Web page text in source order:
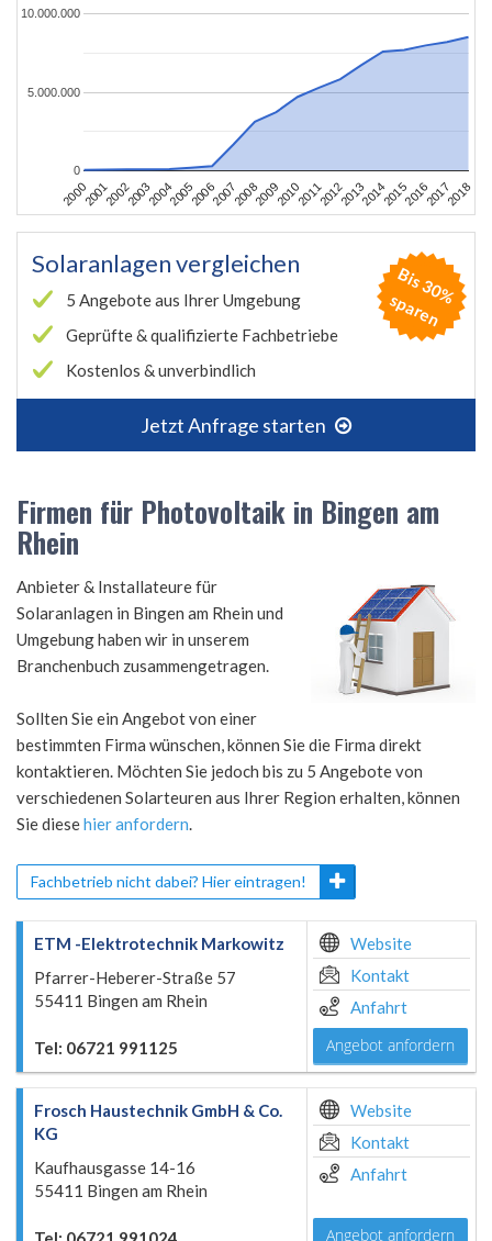
2000200120022003200420052006200720082009201020112012201320142015201620172018
0
5.000.000
10.000.000
Solaranlagen vergleichen
5 Angebote aus Ihrer Umgebung
Geprüfte & qualifizierte Fachbetriebe
Kostenlos & unverbindlich
Jetzt Anfrage starten
B
is
3
0
%
s
p
a
r
e
n
Firmen für Photovoltaik in Bingen am
Rhein
Anbieter & Installateure für
Solaranlagen in Bingen am Rhein und
Umgebung haben wir in unserem
Branchenbuch zusammengetragen.
Sollten Sie ein Angebot von einer
bestimmten Firma wünschen, können Sie die Firma direkt
kontaktieren. Möchten Sie jedoch bis zu 5 Angebote von
verschiedenen Solarteuren aus Ihrer Region erhalten, können
Sie diesehier anfordern.
Fachbetrieb nicht dabei? Hier eintragen!
ETM -Elektrotechnik Markowitz
Pfarrer-Heberer-Straße 57
55411 Bingen am Rhein
Tel: 06721 991125
Website
Kontakt
Anfahrt
Angebot anfordern
Frosch Haustechnik GmbH & Co.
KG
Kaufhausgasse 14-16
55411 Bingen am Rhein
Website
Kontakt
Anfahrt
Angebot anfordern